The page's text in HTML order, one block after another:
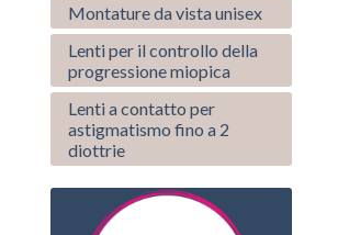
Montature da vista unisex
Lenti per il controllo della
progressione miopica
Lenti a contatto per
astigmatismo fino a 2
diottrie